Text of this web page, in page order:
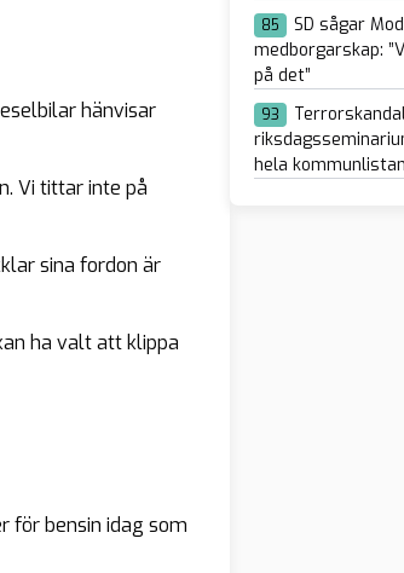
hänvisar
Vi tittar inte på
sina fordon är
ha valt att klippa
för bensin idag som
85
SD sågar
medborgarskap:
på det”
93
hela